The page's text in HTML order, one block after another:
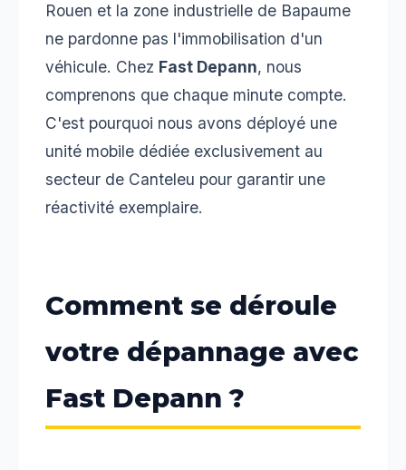
Rouen et la zone industrielle de Bapaume
ne pardonne pas l'immobilisation d'un
véhicule. Chez Fast Depann, nous
comprenons que chaque minute compte.
C'est pourquoi nous avons déployé une
unité mobile dédiée exclusivement au
secteur de Canteleu pour garantir une
réactivité exemplaire.
Comment se déroule
votre dépannage avec
Fast Depann ?